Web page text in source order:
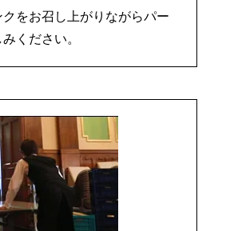
をお召し上がりながらパー
ください。